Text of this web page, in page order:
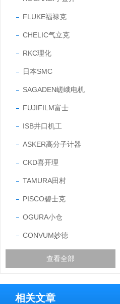
FLUKE福禄克
CHELIC气立克
RKC理化
日本SMC
SAGADEN嵯峨电机
FUJIFILM富士
ISB井口机工
ASKER高分子计器
CKD喜开理
TAMURA田村
PISCO碧士克
OGURA小仓
CONVUM妙德
查看全部
相关文章